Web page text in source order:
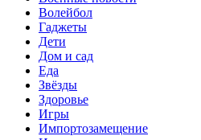
Волейбол
Гаджеты
Дети
Дом и сад
Еда
Звёзды
Здоровье
Игры
Импортозамещение